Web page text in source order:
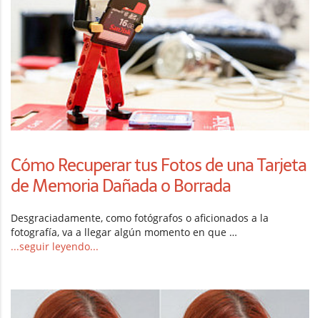
Cómo Recuperar tus Fotos de una Tarjeta
de Memoria Dañada o Borrada
Desgraciadamente, como fotógrafos o aficionados a la
fotografía, va a llegar algún momento en que …
...seguir leyendo...